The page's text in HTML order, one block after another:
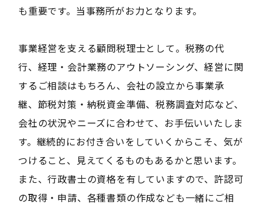
も重要です。当事務所がお力となります。
事業経営を支える顧問税理士として。税務の代
行、経理・会計業務のアウトソーシング、経営に関
するご相談はもちろん、会社の設立から事業承
継、節税対策・納税資金準備、税務調査対応など、
会社の状況やニーズに合わせて、お手伝いいたしま
す。継続的にお付き合いをしていくからこそ、気が
つけること、見えてくるものもあるかと思います。
また、行政書士の資格を有していますので、許認可
の取得・申請、各種書類の作成なども一緒にご相